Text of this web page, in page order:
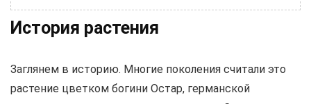
История растения
Заглянем в историю. Многие поколения считали это
растение цветком богини Остар, германской